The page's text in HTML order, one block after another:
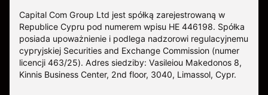
Capital Com Group Ltd jest spółką zarejestrowaną w
Republice Cypru pod numerem wpisu ΗΕ 446198. Spółka
posiada upoważnienie i podlega nadzorowi regulacyjnemu
cypryjskiej Securities and Exchange Commission (numer
licencji 463/25). Adres siedziby: Vasileiou Makedonos 8,
Kinnis Business Center, 2nd floor, 3040, Limassol, Cypr.